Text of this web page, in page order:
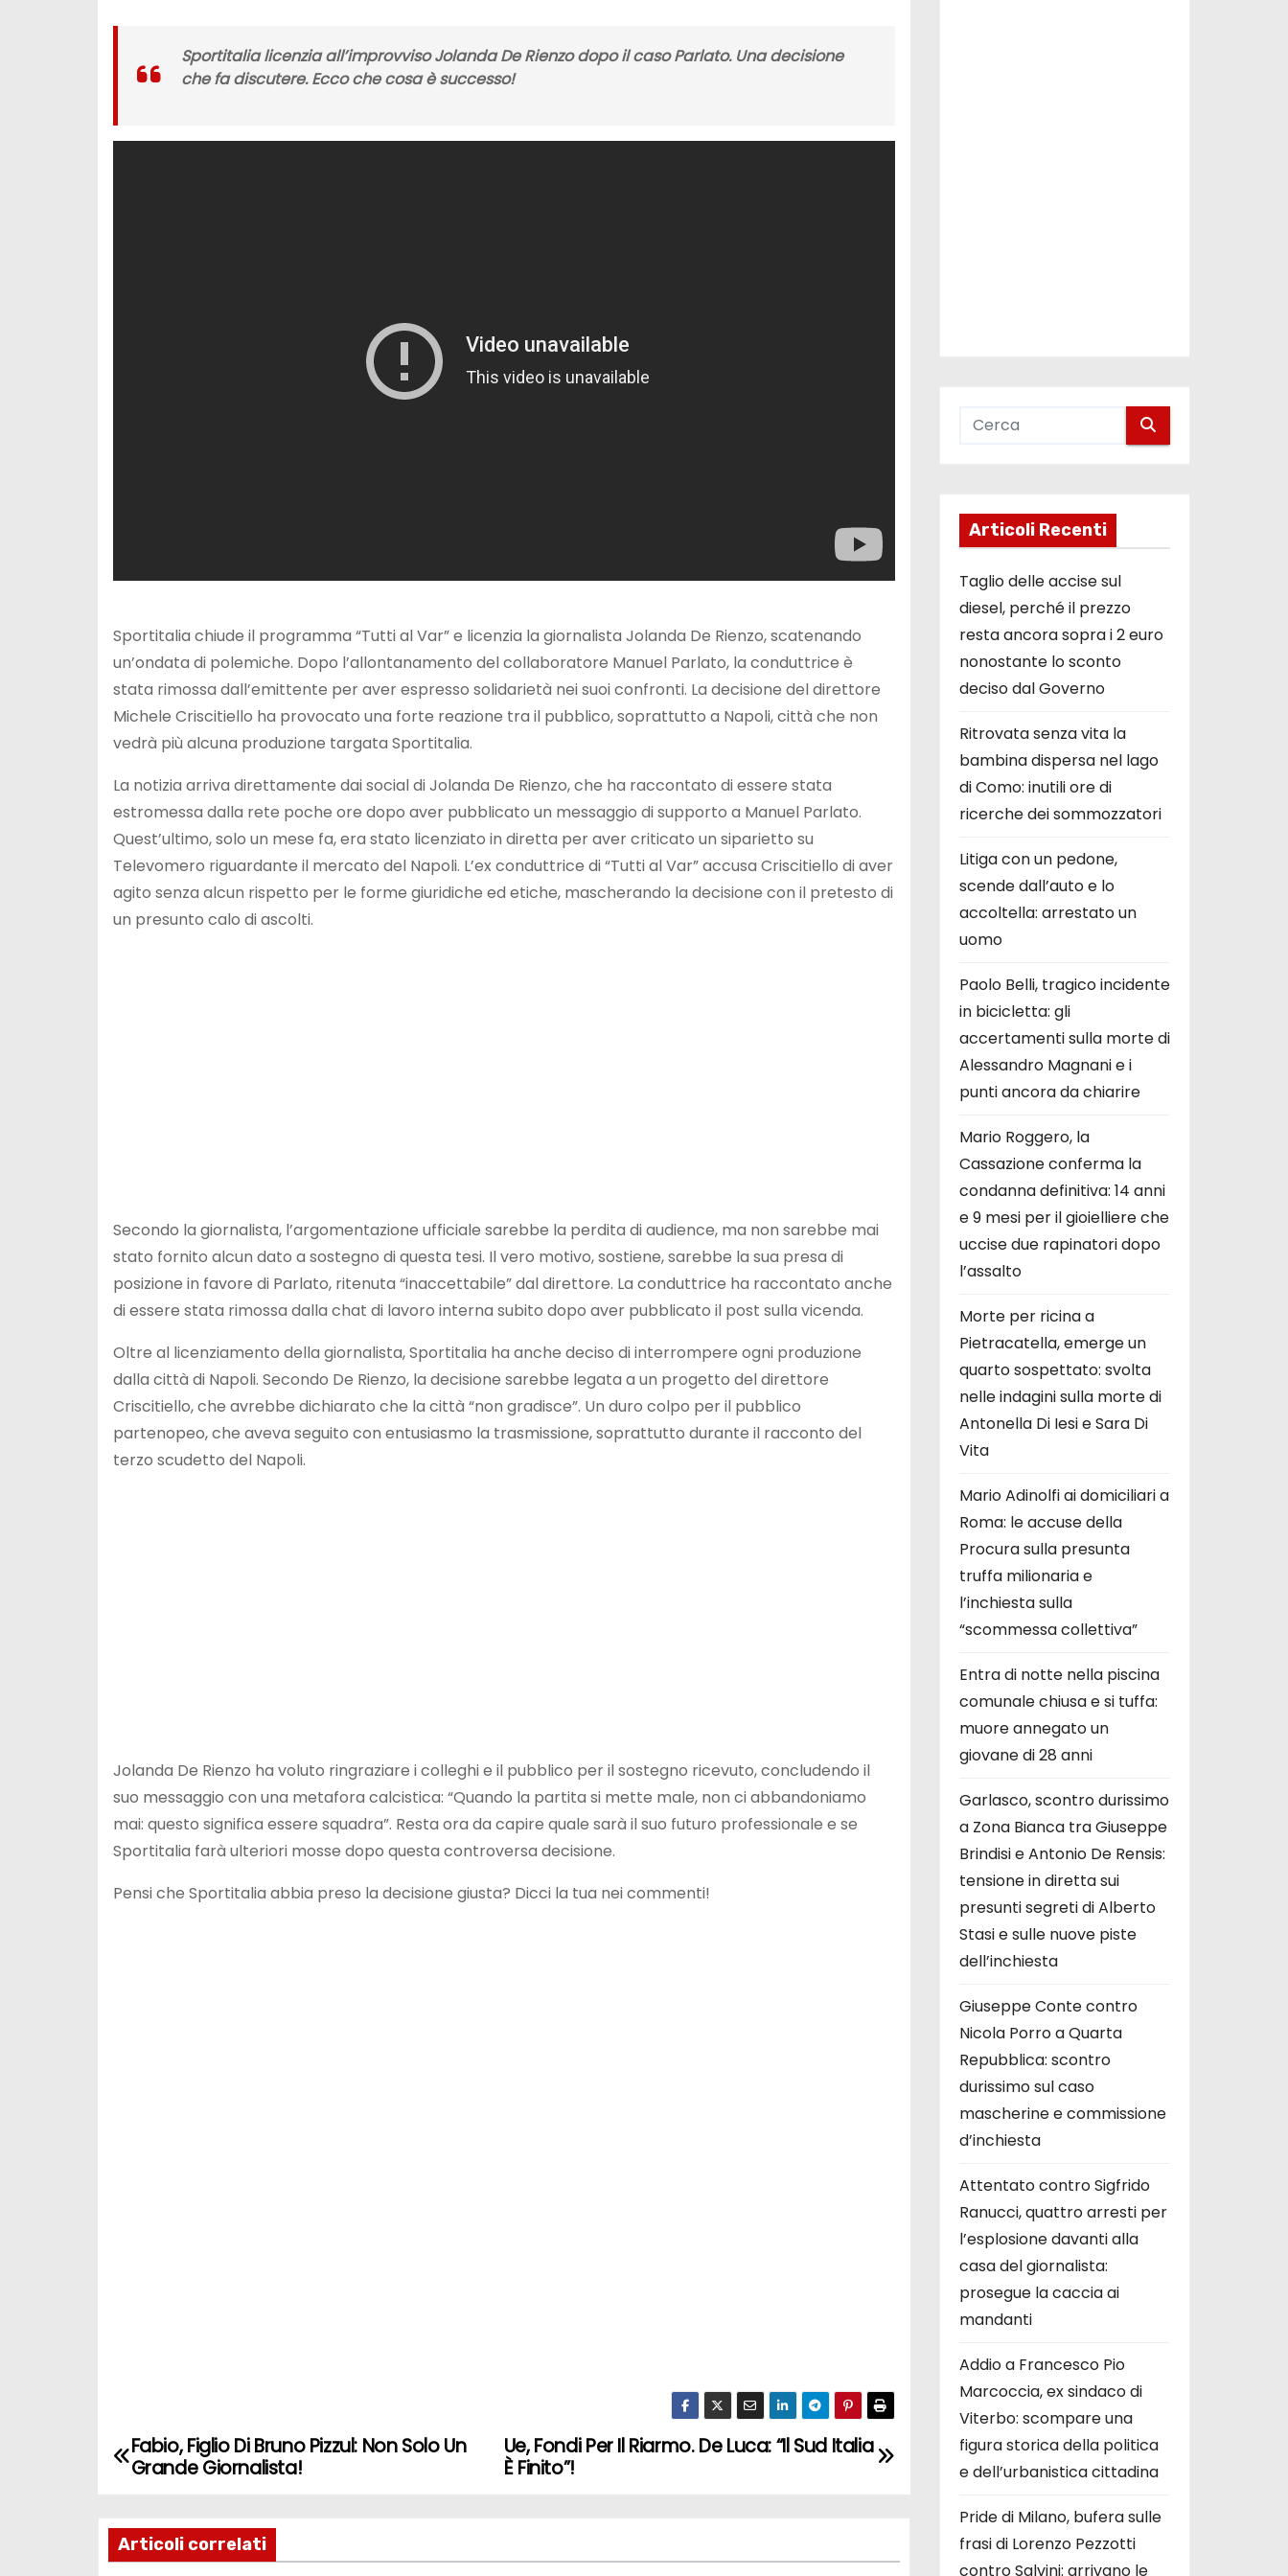
Sportitalia licenzia all’improvviso Jolanda De Rienzo dopo il caso Parlato. Una decisione
che fa discutere. Ecco che cosa è successo!
Sportitalia chiude il programma “Tutti al Var” e licenzia la giornalista Jolanda De Rienzo, scatenando
un’ondata di polemiche. Dopo l’allontanamento del collaboratore Manuel Parlato, la conduttrice è
stata rimossa dall’emittente per aver espresso solidarietà nei suoi confronti. La decisione del direttore
Michele Criscitiello ha provocato una forte reazione tra il pubblico, soprattutto a Napoli, città che non
vedrà più alcuna produzione targata Sportitalia.
La notizia arriva direttamente dai social di Jolanda De Rienzo, che ha raccontato di essere stata
estromessa dalla rete poche ore dopo aver pubblicato un messaggio di supporto a Manuel Parlato.
Quest’ultimo, solo un mese fa, era stato licenziato in diretta per aver criticato un siparietto su
Televomero riguardante il mercato del Napoli. L’ex conduttrice di “Tutti al Var” accusa Criscitiello di aver
agito senza alcun rispetto per le forme giuridiche ed etiche, mascherando la decisione con il pretesto di
un presunto calo di ascolti.
Secondo la giornalista, l’argomentazione ufficiale sarebbe la perdita di audience, ma non sarebbe mai
stato fornito alcun dato a sostegno di questa tesi. Il vero motivo, sostiene, sarebbe la sua presa di
posizione in favore di Parlato, ritenuta “inaccettabile” dal direttore. La conduttrice ha raccontato anche
di essere stata rimossa dalla chat di lavoro interna subito dopo aver pubblicato il post sulla vicenda.
Oltre al licenziamento della giornalista, Sportitalia ha anche deciso di interrompere ogni produzione
dalla città di Napoli. Secondo De Rienzo, la decisione sarebbe legata a un progetto del direttore
Criscitiello, che avrebbe dichiarato che la città “non gradisce”. Un duro colpo per il pubblico
partenopeo, che aveva seguito con entusiasmo la trasmissione, soprattutto durante il racconto del
terzo scudetto del Napoli.
Jolanda De Rienzo ha voluto ringraziare i colleghi e il pubblico per il sostegno ricevuto, concludendo il
suo messaggio con una metafora calcistica: “Quando la partita si mette male, non ci abbandoniamo
mai: questo significa essere squadra”. Resta ora da capire quale sarà il suo futuro professionale e se
Sportitalia farà ulteriori mosse dopo questa controversa decisione.
Pensi che Sportitalia abbia preso la decisione giusta? Dicci la tua nei commenti!
N
v
Ue, Fondi Per Il Riarmo. De Luca: “Il Sud Italia
È Finito”!
Fabio, Figlio Di Bruno Pizzul: Non Solo Un
Grande Giornalista!
Articoli correlati
Articoli Recenti
Taglio delle accise sul
diesel, perché il prezzo
resta ancora sopra i 2 euro
nonostante lo sconto
deciso dal Governo
Ritrovata senza vita la
bambina dispersa nel lago
di Como: inutili ore di
ricerche dei sommozzatori
Litiga con un pedone,
scende dall’auto e lo
accoltella: arrestato un
uomo
Paolo Belli, tragico incidente
in bicicletta: gli
accertamenti sulla morte di
Alessandro Magnani e i
punti ancora da chiarire
Mario Roggero, la
Cassazione conferma la
condanna definitiva: 14 anni
e 9 mesi per il gioielliere che
uccise due rapinatori dopo
l’assalto
Morte per ricina a
Pietracatella, emerge un
quarto sospettato: svolta
nelle indagini sulla morte di
Antonella Di Iesi e Sara Di
Vita
Mario Adinolfi ai domiciliari a
Roma: le accuse della
Procura sulla presunta
truffa milionaria e
l’inchiesta sulla
“scommessa collettiva”
Entra di notte nella piscina
comunale chiusa e si tuffa:
muore annegato un
giovane di 28 anni
Garlasco, scontro durissimo
a Zona Bianca tra Giuseppe
Brindisi e Antonio De Rensis:
tensione in diretta sui
presunti segreti di Alberto
Stasi e sulle nuove piste
dell’inchiesta
Giuseppe Conte contro
Nicola Porro a Quarta
Repubblica: scontro
durissimo sul caso
mascherine e commissione
d’inchiesta
Attentato contro Sigfrido
Ranucci, quattro arresti per
l’esplosione davanti alla
casa del giornalista:
prosegue la caccia ai
mandanti
Addio a Francesco Pio
Marcoccia, ex sindaco di
Viterbo: scompare una
figura storica della politica
e dell’urbanistica cittadina
Pride di Milano, bufera sulle
frasi di Lorenzo Pezzotti
contro Salvini: arrivano le